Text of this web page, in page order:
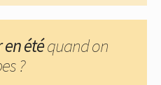
étéquand on
?